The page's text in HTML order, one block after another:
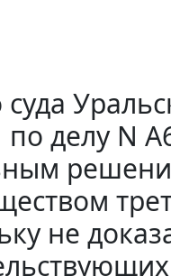
по делу N
не